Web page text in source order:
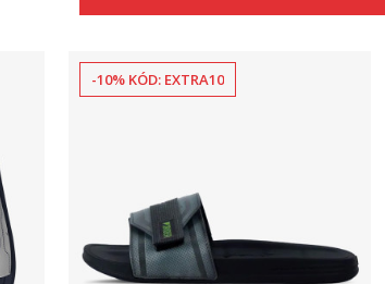
Porovnaj
-10% KÓD: EXTRA10